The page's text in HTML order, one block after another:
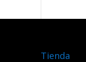
Tienda